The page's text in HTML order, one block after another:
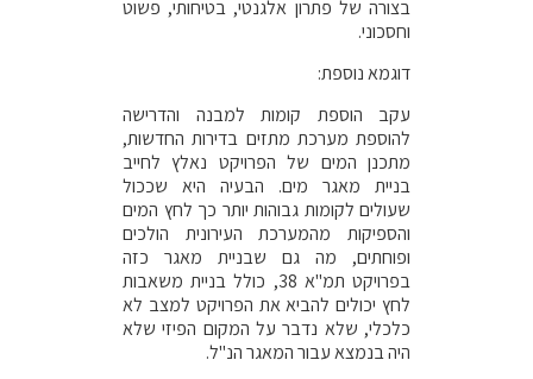
בצורה של פתרון אלגנטי, בטיחותי, פשוט
וחסכוני.
דוגמא נוספת:
עקב הוספת קומות למבנה והדרישה
להוספת מערכת מתזים בדירות החדשות,
מתכנן המים של הפרויקט נאלץ לחייב
בניית מאגר מים. הבעיה היא שככול
שעולים לקומות גבוהות יותר כך לחץ המים
והספיקות מהמערכת העירונית הולכים
ופוחתים, מה גם שבניית מאגר כזה
בפרויקט תמ"א 38, כולל בניית משאבות
לחץ יכולים להביא את הפרויקט למצב לא
כלכלי, שלא נדבר על המקום הפיזי שלא
היה בנמצא עבור המאגר הנ"ל.